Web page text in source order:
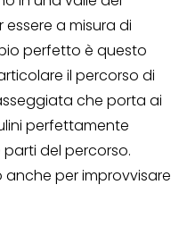
a misura di
perfetto è questo
il percorso di
che porta ai
perfettamente
del percorso.
per improvvisare